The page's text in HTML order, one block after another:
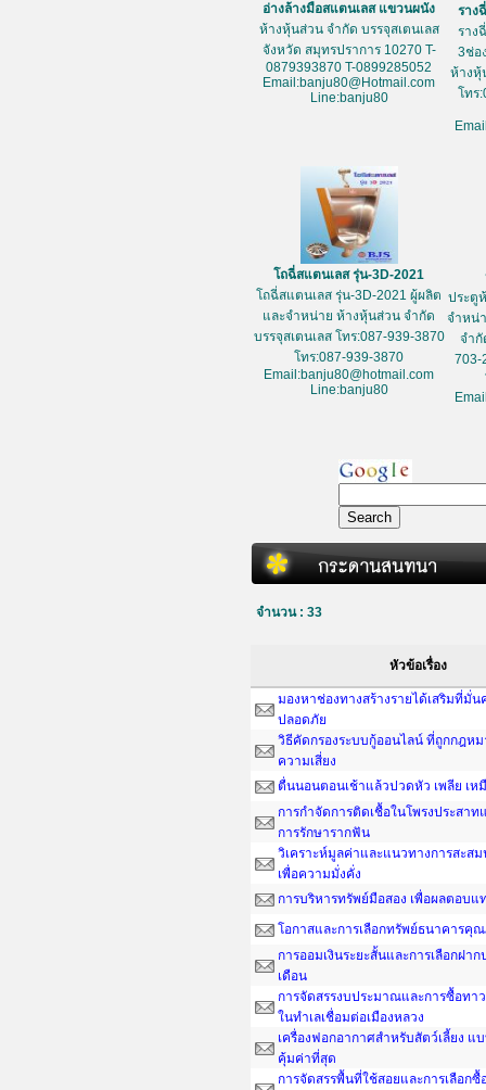
อ่างล้างมือสแตนเลส แขวนผนัง
ห้างหุ้นส่วน จำกัด บรรจุสเตนเลส
จังหวัด สมุทรปราการ 10270 T-
0879393870 T-0899285052
Email:banju80@Hotmail.com
Line:banju80
ราง
ราง
3ช่อ
ห้างหุ้
โทร
โถฉี่สแตนเลส รุ่น-3D-2021
โถฉี่สแตนเลส รุ่น-3D-2021 ผู้ผลิต
และจำหน่าย ห้างหุ้นส่วน จำกัด
บรรจุสเตนเลส โทร:087-939-3870
โทร:087-939-3870
Email:banju80@hotmail.com
Line:banju80
ประตู
จำหน่
จำกั
703-
จำนวน : 33
หัวข้อเรื่อง
มองหาช่องทางสร้างรายได้เสริมที่มั่น
ปลอดภัย
วิธีคัดกรองระบบกู้ออนไลน์ ที่ถูกกฎหม
ความเสี่ยง
ตื่นนอนตอนเช้าแล้วปวดหัว เพลีย เห
การกำจัดการติดเชื้อในโพรงประสา
การรักษารากฟัน
วิเคราะห์มูลค่าและแนวทางการสะส
เพื่อความมั่งคั่ง
การบริหารทรัพย์มือสอง เพื่อผลตอบแ
โอกาสและการเลือกทรัพย์ธนาคารคุ
การออมเงินระยะสั้นและการเลือกฝาก
เดือน
การจัดสรรงบประมาณและการซื้อทา
ในทำเลเชื่อมต่อเมืองหลวง
เครื่องฟอกอากาศสำหรับสัตว์เลี้ยง แ
คุ้มค่าที่สุด
การจัดสรรพื้นที่ใช้สอยและการเลือก